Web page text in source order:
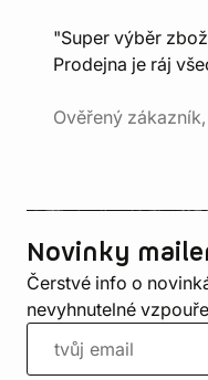
"Super výběr
Prodejna je ráj
Ověřený
Novinky
Čerstvé info o
nevyhnutelné vzpouře